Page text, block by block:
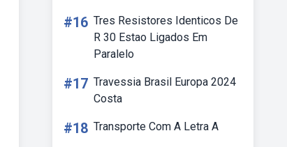
#16 Tres Resistores Identicos De
R 30 Estao Ligados Em
Paralelo
#17 Travessia Brasil Europa 2024
Costa
#18 Transporte Com A Letra A